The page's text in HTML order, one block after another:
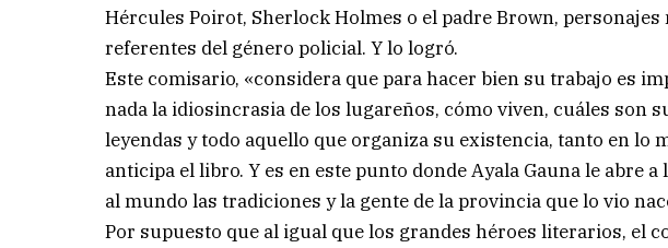
Hércules Poirot, Sherlock Holmes o el padre Brown,
referentes del género policial. Y lo logró.
Este comisario, «considera que para hacer bien su trabajo es
nada la idiosincrasia de los lugareños, cómo viven, cuáles son
leyendas y todo aquello que organiza su existencia, tanto en lo
anticipa el libro. Y es en este punto donde Ayala Gauna le abre
al mundo las tradiciones y la gente de la provincia que lo vio
Por supuesto que al igual que los grandes héroes literarios, el